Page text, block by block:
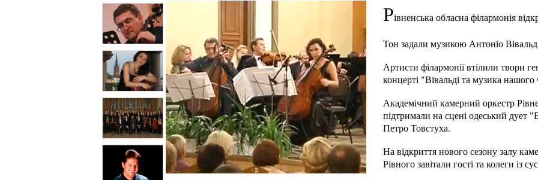
Рівненська обласна філармонія
Тон задали музикою Антоніо
Артисти філармонії втілили твори
концерті "Вівальді та музика нашого
Академічний камерний оркестр
підтримали на сцені одеський дует
Петро Товстуха.
На відкриття нового сезону залу
Рівного завітали гості та колеги із